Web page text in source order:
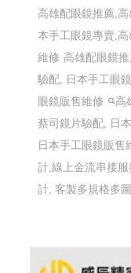
高雄配眼鏡推薦,
本手工眼鏡專賣,
維修 高雄配眼鏡
驗配, 日本手工眼
眼鏡販售維修
高
蔡司鏡片驗配, 日
日本手工眼鏡販售
計,線上金流串接
計, 客製多規格多